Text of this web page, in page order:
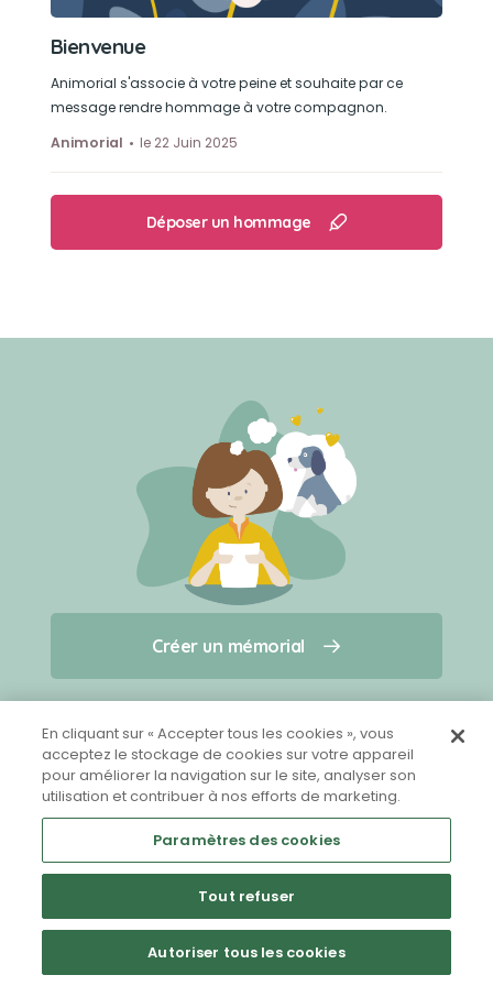
Créer un mémorial
Qui sommes-nous ?
Nous contacter
Partager sur Facebook
Bienvenue
Animorial s'associe à votre peine et souhaite par ce
message rendre hommage à votre compagnon.
Animorial
le 22 Juin 2025
Déposer un hommage
Créer un mémorial
En cliquant sur « Accepter tous les cookies », vous
acceptez le stockage de cookies sur votre appareil
pour améliorer la navigation sur le site, analyser son
utilisation et contribuer à nos efforts de marketing.
Paramètres des cookies
Tout refuser
Autoriser tous les cookies